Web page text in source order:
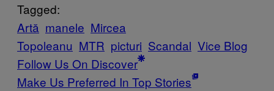
Tagged:
Artă manele Mircea
Topoleanu MTR picturi Scandal Vice Blog
Follow Us On Discover
Make Us Preferred In Top Stories